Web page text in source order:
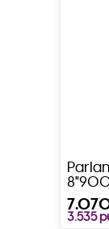
3.535